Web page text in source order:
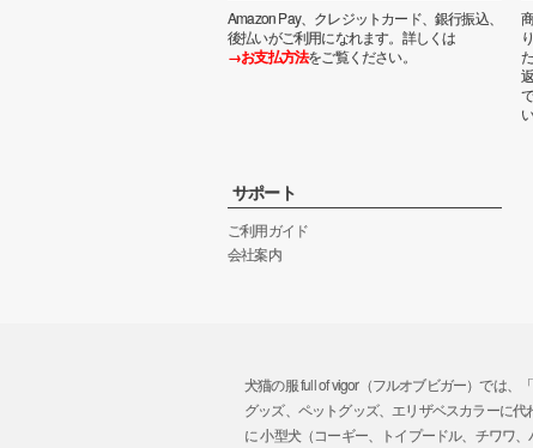
Amazon Pay、クレジットカード、銀行振込、
後払いがご利用になれます。詳しくは
→お支払方法をご覧ください。
サポート
ご利用ガイド
会社案内
犬猫の服 full of vigor（フルオブビガー）では
グッズ、ペットグッズ、エリザベスカラーに
に 小型犬（コーギー、トイプードル、チワワ